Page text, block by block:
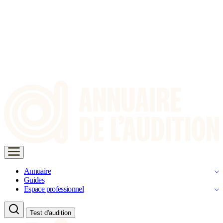
Annuaire
Guides
Espace professionnel
Test d'audition